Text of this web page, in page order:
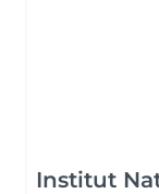
Institut